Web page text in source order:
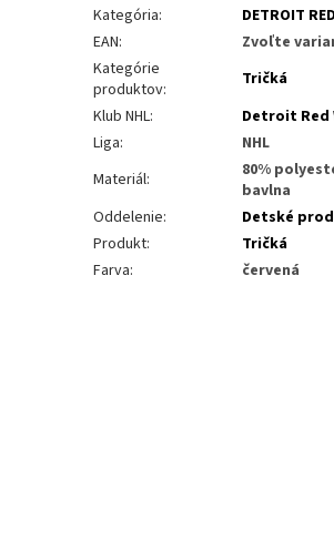
Kategória:
DETROIT
EAN:
Zvoľte
Kategórie
produktov:
Tričká
Klub NHL:
Detroit Red
Liga:
NHL
Materiál:
80%
bavlna
Oddelenie:
Detské
Produkt:
Tričká
Farva: červená